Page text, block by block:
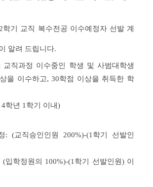
2학기 교직 복수전공 이수예정자 선발 계
알려 드립니다.
교직과정 이수중인 학생 및 사범대학생
을 이수하고, 30학점 이상을 취득한 학
4학년 1 학기 이내)
: (교직승인인원 200%)-(1학기 선발인
(입학정원의 100%)-(1학기 선발인원) 이